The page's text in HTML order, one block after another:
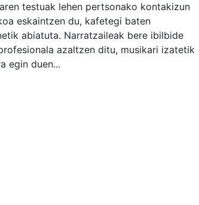
testuak lehen pertsonako kontakizun
eskaintzen du, kafetegi baten
abiatuta. Narratzaileak bere ibilbide
azaltzen ditu, musikari izatetik
egin duen...